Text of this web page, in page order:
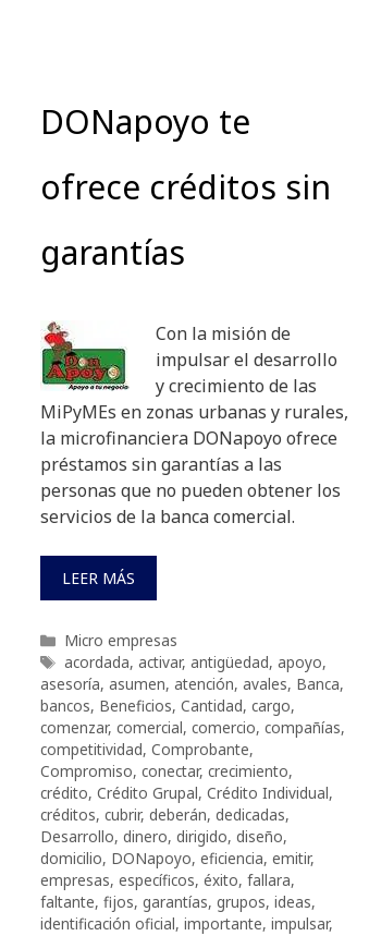
DONapoyo te
ofrece créditos sin
garantías
Con la misión de
impulsar el desarrollo
y crecimiento de las
MiPyMEs en zonas urbanas y rurales,
la microfinanciera DONapoyo ofrece
préstamos sin garantías a las
personas que no pueden obtener los
servicios de la banca comercial.
LEER MÁS
Categorías
Micro empresas
Etiquetas
acordada, activar, antigüedad, apoyo,
asesoría, asumen, atención, avales, Banca,
bancos, Beneficios, Cantidad, cargo,
comenzar, comercial, comercio, compañías,
competitividad, Comprobante,
Compromiso, conectar, crecimiento,
crédito, Crédito Grupal, Crédito Individual,
créditos, cubrir, deberán, dedicadas,
Desarrollo, dinero, dirigido, diseño,
domicilio, DONapoyo, eficiencia, emitir,
empresas, específicos, éxito, fallara,
faltante, fijos, garantías, grupos, ideas,
identificación oficial, importante, impulsar,